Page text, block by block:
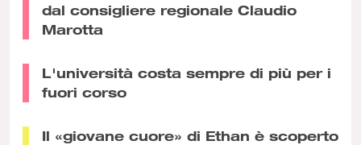
dal consigliere regionale Claudio
Marotta
L'università costa sempre di più per i
fuori corso
Il «giovane cuore» di Ethan è scoperto